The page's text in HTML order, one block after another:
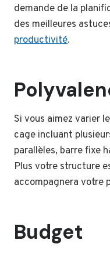
demande de la
des meilleures
productivité.
Si vous aimez varier
cage incluant
parallèles, barre fixe
Plus votre structure
accompagnera votre
Budget